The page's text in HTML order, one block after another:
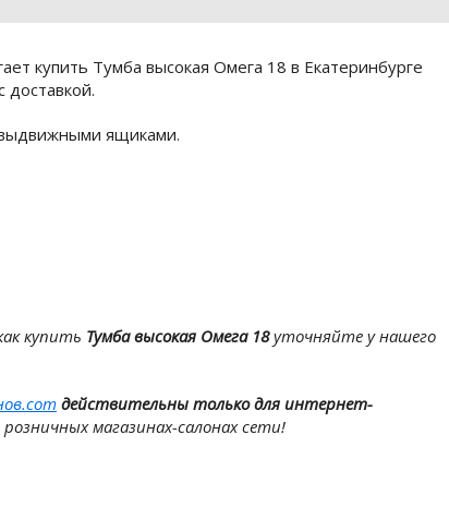
купить Тумба высокая Омега 18 в Екатеринбурге
ящиками.
купить Тумба высокая Омега 18уточняйте у нашего
действительны только для интернет-
магазинах-салонах сети!